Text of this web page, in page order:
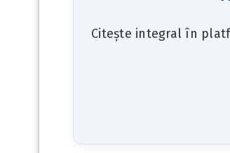
Citește integral în